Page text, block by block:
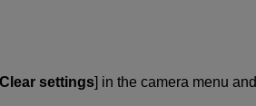
Clear settings] in the camera menu and